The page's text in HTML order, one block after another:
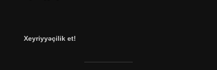
Xeyriyyəçilik et!